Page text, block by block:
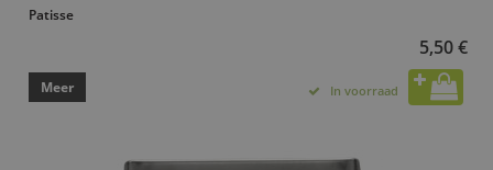
Patisse
5,50 €
Meer In voorraad